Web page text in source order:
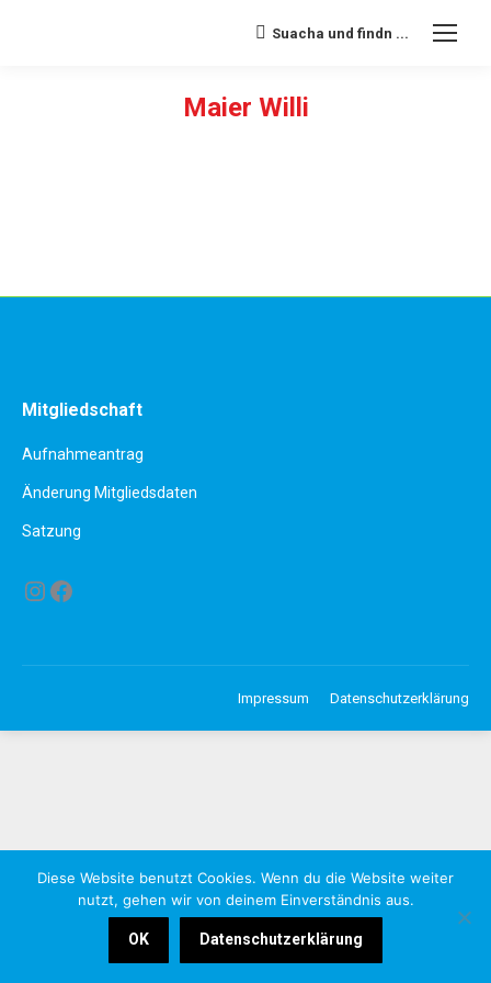
Search:
Suacha und findn ...
Maier Willi
Mitgliedschaft
Aufnahmeantrag
Änderung Mitgliedsdaten
Satzung
Instagram
Facebook
Impressum Datenschutzerklärung
Diese Website benutzt Cookies. Wenn du die Website weiter
nutzt, gehen wir von deinem Einverständnis aus.
OK Datenschutzerklärung